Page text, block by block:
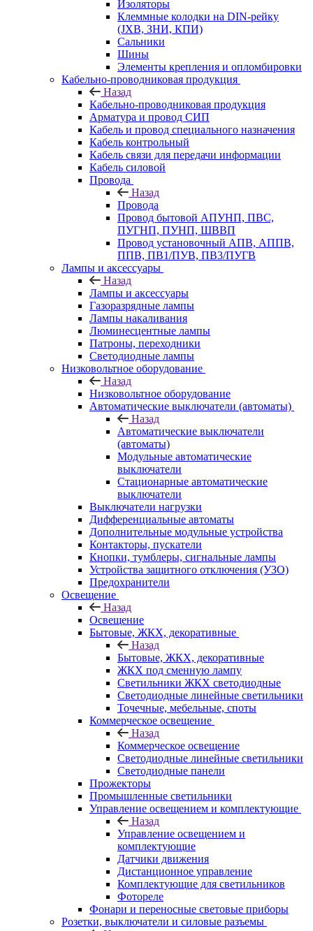
Изоляторы
Клеммные колодки на DIN-рейку
(JXB, ЗНИ, КПИ)
Сальники
Шины
Элементы крепления и опломбировки
Кабельно-проводниковая продукция
Назад
Кабельно-проводниковая продукция
Арматура и провод СИП
Кабель и провод специального назначения
Кабель контрольный
Кабель связи для передачи информации
Кабель силовой
Провода
Назад
Провода
Провод бытовой АПУНП, ПВС,
ПУГНП, ПУНП, ШВВП
Провод установочный АПВ, АППВ,
ППВ, ПВ1/ПУВ, ПВ3/ПУГВ
Лампы и аксессуары
Назад
Лампы и аксессуары
Газоразрядные лампы
Лампы накаливания
Люминесцентные лампы
Патроны, переходники
Светодиодные лампы
Низковольтное оборудование
Назад
Низковольтное оборудование
Автоматические выключатели (автоматы)
Назад
Автоматические выключатели
(автоматы)
Модульные автоматические
выключатели
Стационарные автоматические
выключатели
Выключатели нагрузки
Дифференциальные автоматы
Дополнительные модульные устройства
Контакторы, пускатели
Кнопки, тумблеры, сигнальные лампы
Устройства защитного отключения (УЗО)
Предохранители
Освещение
Назад
Освещение
Бытовые, ЖКХ, декоративные
Назад
Бытовые, ЖКХ, декоративные
ЖКХ под сменную лампу
Светильники ЖКХ светодиодные
Светодиодные линейные светильники
Точечные, мебельные, споты
Коммерческое освещение
Назад
Коммерческое освещение
Светодиодные линейные светильники
Светодиодные панели
Прожекторы
Промышленные светильники
Управление освещением и комплектующие
Назад
Управление освещением и
комплектующие
Датчики движения
Дистанционное управление
Комплектующие для светильников
Фотореле
Фонари и переносные световые приборы
Розетки, выключатели и силовые разъемы